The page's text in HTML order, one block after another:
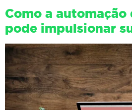
Como a
pode impulsionar